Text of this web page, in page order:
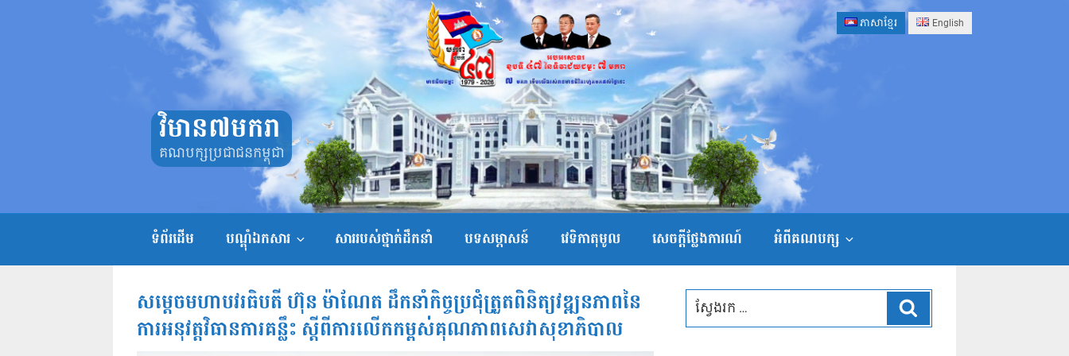
ភាសាខ្មែរ English
វិមាន៧មករា
គណបក្សប្រជាជនកម្ពុជា
ទំព័រដើម បណ្តុំឯកសារ សាររបស់ថ្នាក់ដឹកនាំ បទសម្ភាសន៍ វេទិកាតុមូល សេចក្ដីថ្លែងការណ៍ អំពីគណបក្ស
សម្តេចមហាបវរធិបតី ហ៊ុន ម៉ាណែត ដឹកនាំកិច្ចប្រជុំត្រួតពិនិត្យវឌ្ឍនភាពនៃ
ការអនុវត្តវិធានការគន្លឹះ ស្តីពីការលើកកម្ពស់គុណភាពសេវាសុខាភិបាល